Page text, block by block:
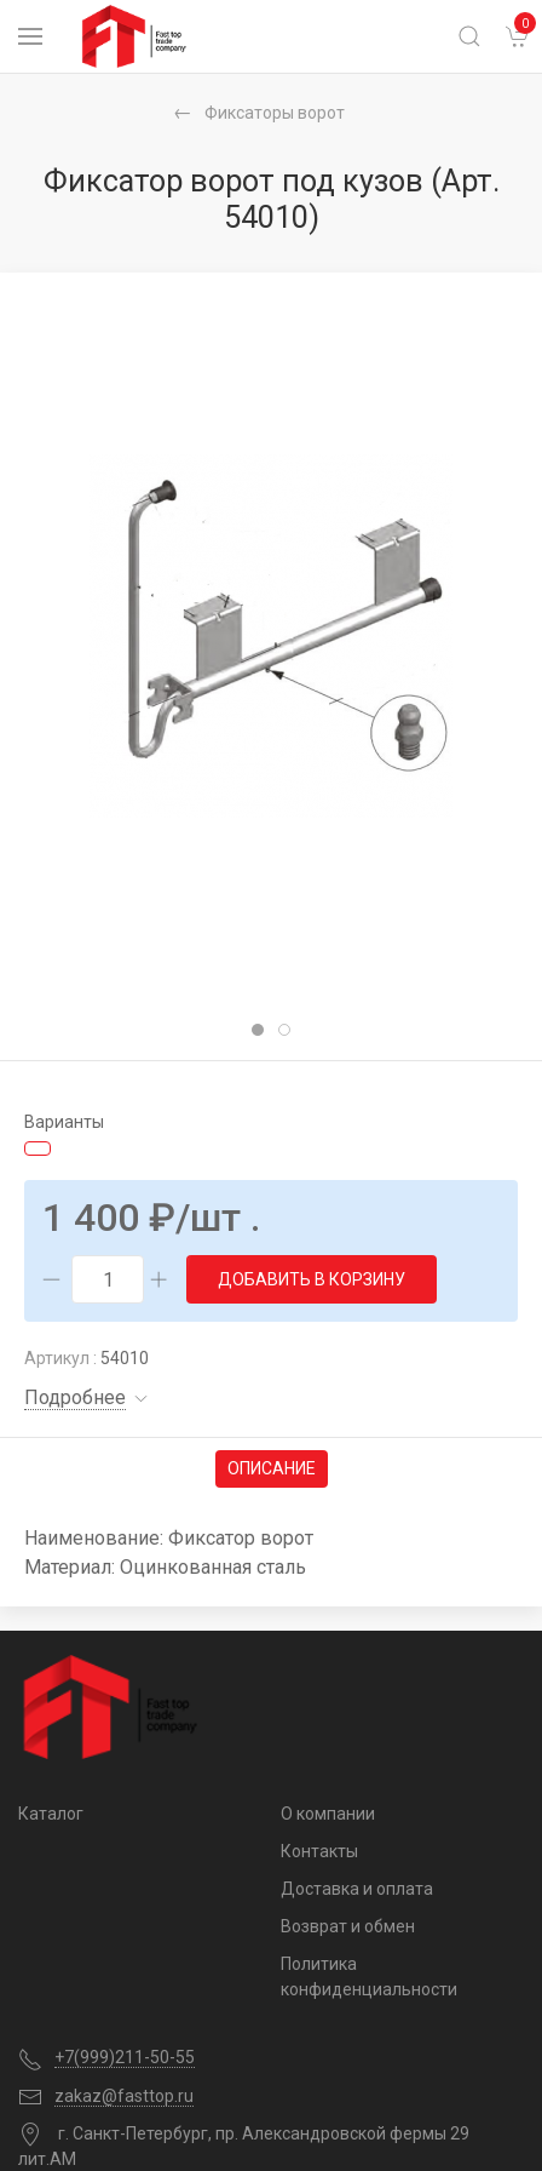
0
Фиксаторы ворот
Фиксатор ворот под кузов (Арт.
54010)
Варианты
1 400 ₽/шт .
ДОБАВИТЬ В КОРЗИНУ
Артикул : 54010
Подробнее
ОПИСАНИЕ
Наименование: Фиксатор ворот
Материал: Оцинкованная сталь
Каталог
О компании
Контакты
Доставка и оплата
Возврат и обмен
Политика
конфиденциальности
+7(999)211-50-55
zakaz@fasttop.ru
г. Санкт-Петербург, пр. Александровской фермы 29
лит.АМ